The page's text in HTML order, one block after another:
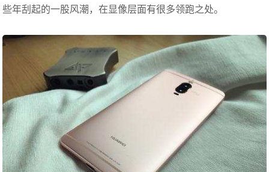
些年刮起的一股风潮，在显像层面有很多领跑之处。